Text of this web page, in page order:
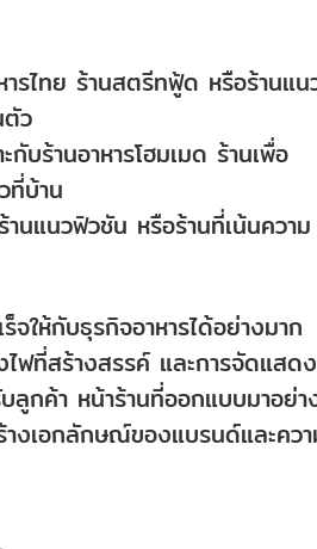
รไทย ร้านสตรีทฟู้ด หรือร้านแน
ว
บร้านอาหารโฮมเมด ร้านเพื่อ
ที่บ้าน
นแนวฟิวชัน หรือร้านที่เน้นความ
จให้กับธุรกิจอาหารได้อย่างมาก
ฟที่สร้างสรรค์ และการจัดแสด
ลูกค้า หน้าร้านที่ออกแบบมาอย่
างเอกลักษณ์ของแบรนด์และคว